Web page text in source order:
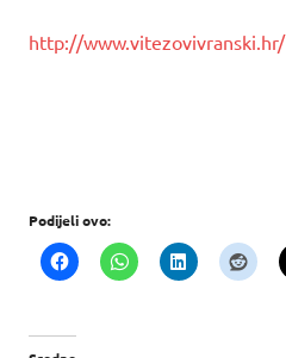
http://www.vitezovivranski.hr/
Podijeli ovo: